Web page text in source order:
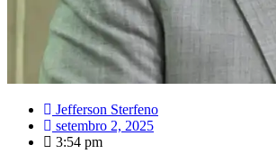
Jefferson Sterfeno
setembro 2, 2025
3:54 pm